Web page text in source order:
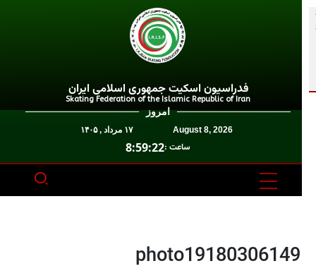
فدراسیون اسکیت جمهوری اسلامی ایران
Skating Federation of the Islamic Republic of Iran
امروز
August 8, 2026
ساعت :8:59:22
photo19180306149